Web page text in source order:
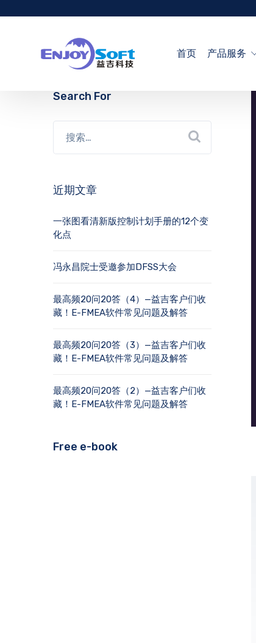
首页 产品服务
Search For
近期文章
一张图看清新版控制计划手册的12个变
化点
冯永昌院士受邀参加DFSS大会
最高频20问20答（4）—益吉客户们收
藏！E-FMEA软件常见问题及解答
最高频20问20答（3）—益吉客户们收
藏！E-FMEA软件常见问题及解答
最高频20问20答（2）—益吉客户们收
藏！E-FMEA软件常见问题及解答
Free e-book